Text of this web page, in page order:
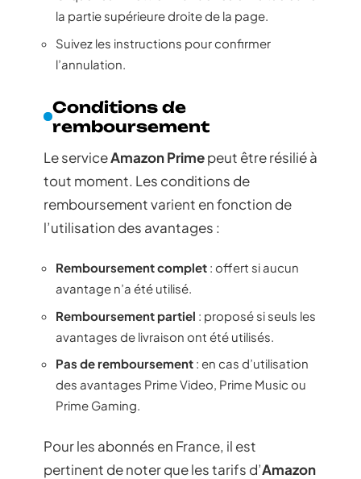
la partie supérieure droite de la page.
Suivez les instructions pour confirmer
l’annulation.
Conditions de
remboursement
Le serviceAmazon Primepeut être résilié à
tout moment. Les conditions de
remboursement varient en fonction de
l’utilisation des avantages :
Remboursement complet : offert si aucun
avantage n’a été utilisé.
Remboursement partiel : proposé si seuls les
avantages de livraison ont été utilisés.
Pas de remboursement : en cas d’utilisation
des avantages Prime Video, Prime Music ou
Prime Gaming.
Pour les abonnés en France, il est
pertinent de noter que les tarifs d’Amazon